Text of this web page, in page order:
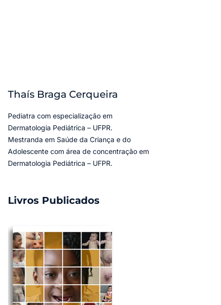
Thaís Braga Cerqueira
Pediatra com especialização em
Dermatologia Pediátrica – UFPR.
Mestranda em Saúde da Criança e do
Adolescente com área de concentração em
Dermatologia Pediátrica – UFPR.
Livros Publicados